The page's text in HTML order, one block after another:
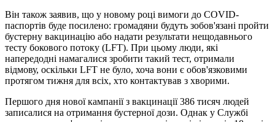
Він також заявив, що у новому році вимоги до COVID-
паспортів буде посилено: громадяни будуть зобов'язані пройти
бустерну вакцинацію або надати результати нещодавнього
тесту бокового потоку (LFT). При цьому люди, які
напередодні намагалися зробити такий тест, отримали
відмову, оскільки LFT не було, хоча вони є обов'язковими
протягом тижня для всіх, хто контактував з хворими.
Першого дня нової кампанії з вакцинації 386 тисяч людей
записалися на отримання бустерної дози. Однак у Службі